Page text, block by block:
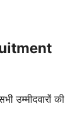
उम्मीदवारों की